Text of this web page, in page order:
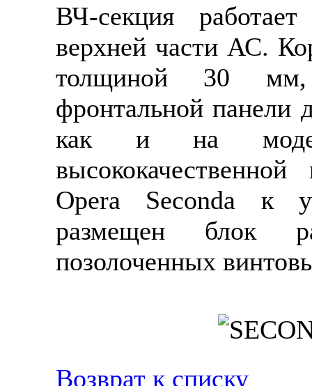
ВЧ-секция
верхней части АС.
толщиной 30 мм,
фронтальной панели
как и на
Opera Seconda к
размещен блок
позолоченных
Возврат к списку